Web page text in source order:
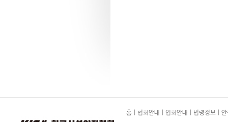
홈 협회안내 입회안내 법령정보